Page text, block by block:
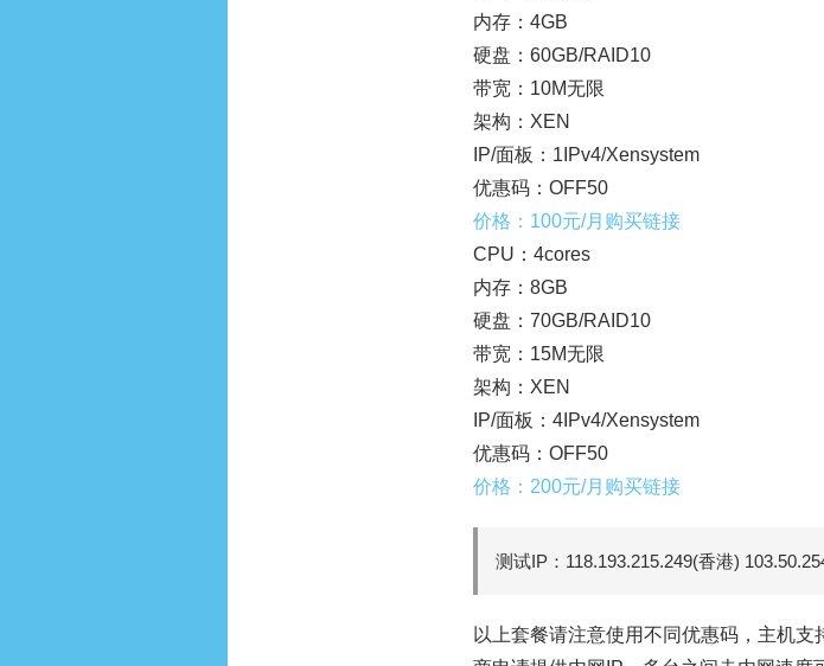
内存：4GB
硬盘：60GB/RAID10
带宽：10M无限
架构：XEN
IP/面板：1IPv4/Xensystem
优惠码：OFF50
价格：100元/月购买链接
CPU：4cores
内存：8GB
硬盘：70GB/RAID10
带宽：15M无限
架构：XEN
IP/面板：4IPv4/Xensystem
优惠码：OFF50
价格：200元/月购买链接
测试IP：118.193.215.249(香港)
以上套餐请注意使用不同优惠码，主机